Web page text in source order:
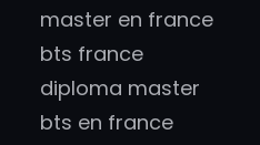
master en france
bts france
diploma master
bts en france